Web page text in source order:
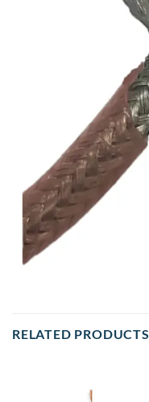
RELATED PRODUCTS